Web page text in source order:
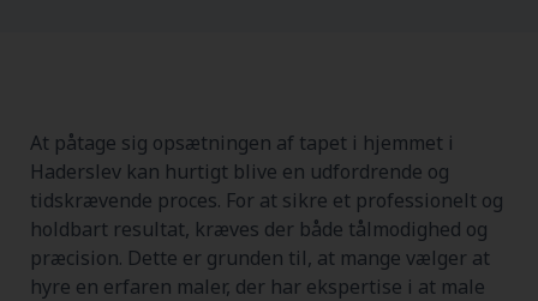
At påtage sig opsætningen af tapet i hjemmet i
Haderslev kan hurtigt blive en udfordrende og
tidskrævende proces. For at sikre et professionelt og
holdbart resultat, kræves der både tålmodighed og
præcision. Dette er grunden til, at mange vælger at
hyre en erfaren maler, der har ekspertise i at male